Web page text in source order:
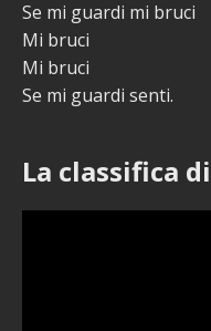
Se mi guardi mi bruci
Mi bruci
Mi bruci
Se mi guardi senti.
La classifica